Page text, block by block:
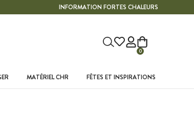
INFORMATION FORTES CHALEURS
0
MATÉRIEL CHR FÊTES ET INSPIRATIONS